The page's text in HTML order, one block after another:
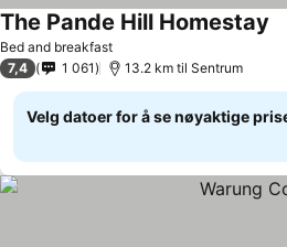
Bed and breakfast
The Pande Hill Homestay
7,4 1 061 13.2 km til Sentrum
Velg datoer for å se nøyaktige